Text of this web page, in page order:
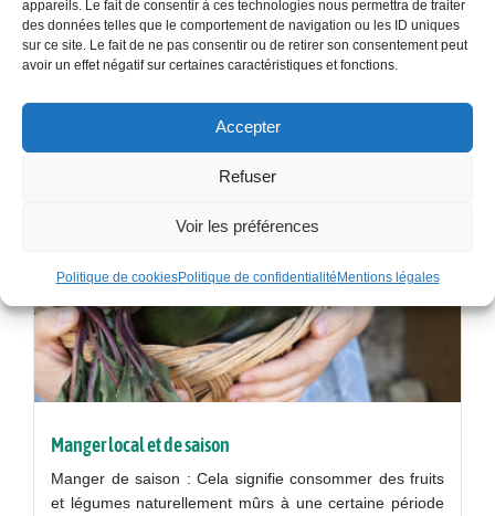
appareils. Le fait de consentir à ces technologies nous permettra de traiter
des données telles que le comportement de navigation ou les ID uniques
sur ce site. Le fait de ne pas consentir ou de retirer son consentement peut
avoir un effet négatif sur certaines caractéristiques et fonctions.
Accepter
Refuser
Voir les préférences
Politique de cookiesPolitique de confidentialitéMentions légales
Actualités
Manger local et de saison
Manger de saison : Cela signifie consommer des fruits
et légumes naturellement mûrs à une certaine période